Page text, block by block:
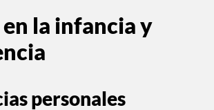
la infancia y